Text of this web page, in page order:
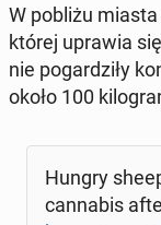
W pobliżu
której uprawia
nie po­gar­dzi­ły
około 100
Hungry
can­na­bis